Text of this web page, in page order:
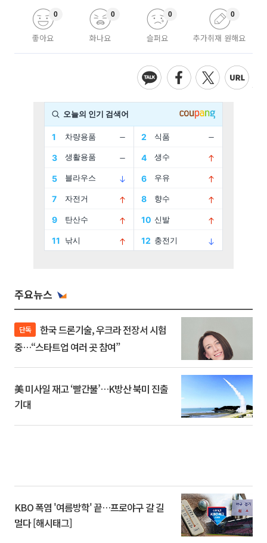
좋아요
0
화나요
0
슬퍼요
0
추가취재 원해요
0
주요뉴스
단독
중…“스타트업 여러 곳 참여”
美 미사일 재고 ‘빨간불’…K방산 북미 진출
기대
KBO 폭염 '여름방학' 끝…프로야구 갈 길
멀다 [해시태그]